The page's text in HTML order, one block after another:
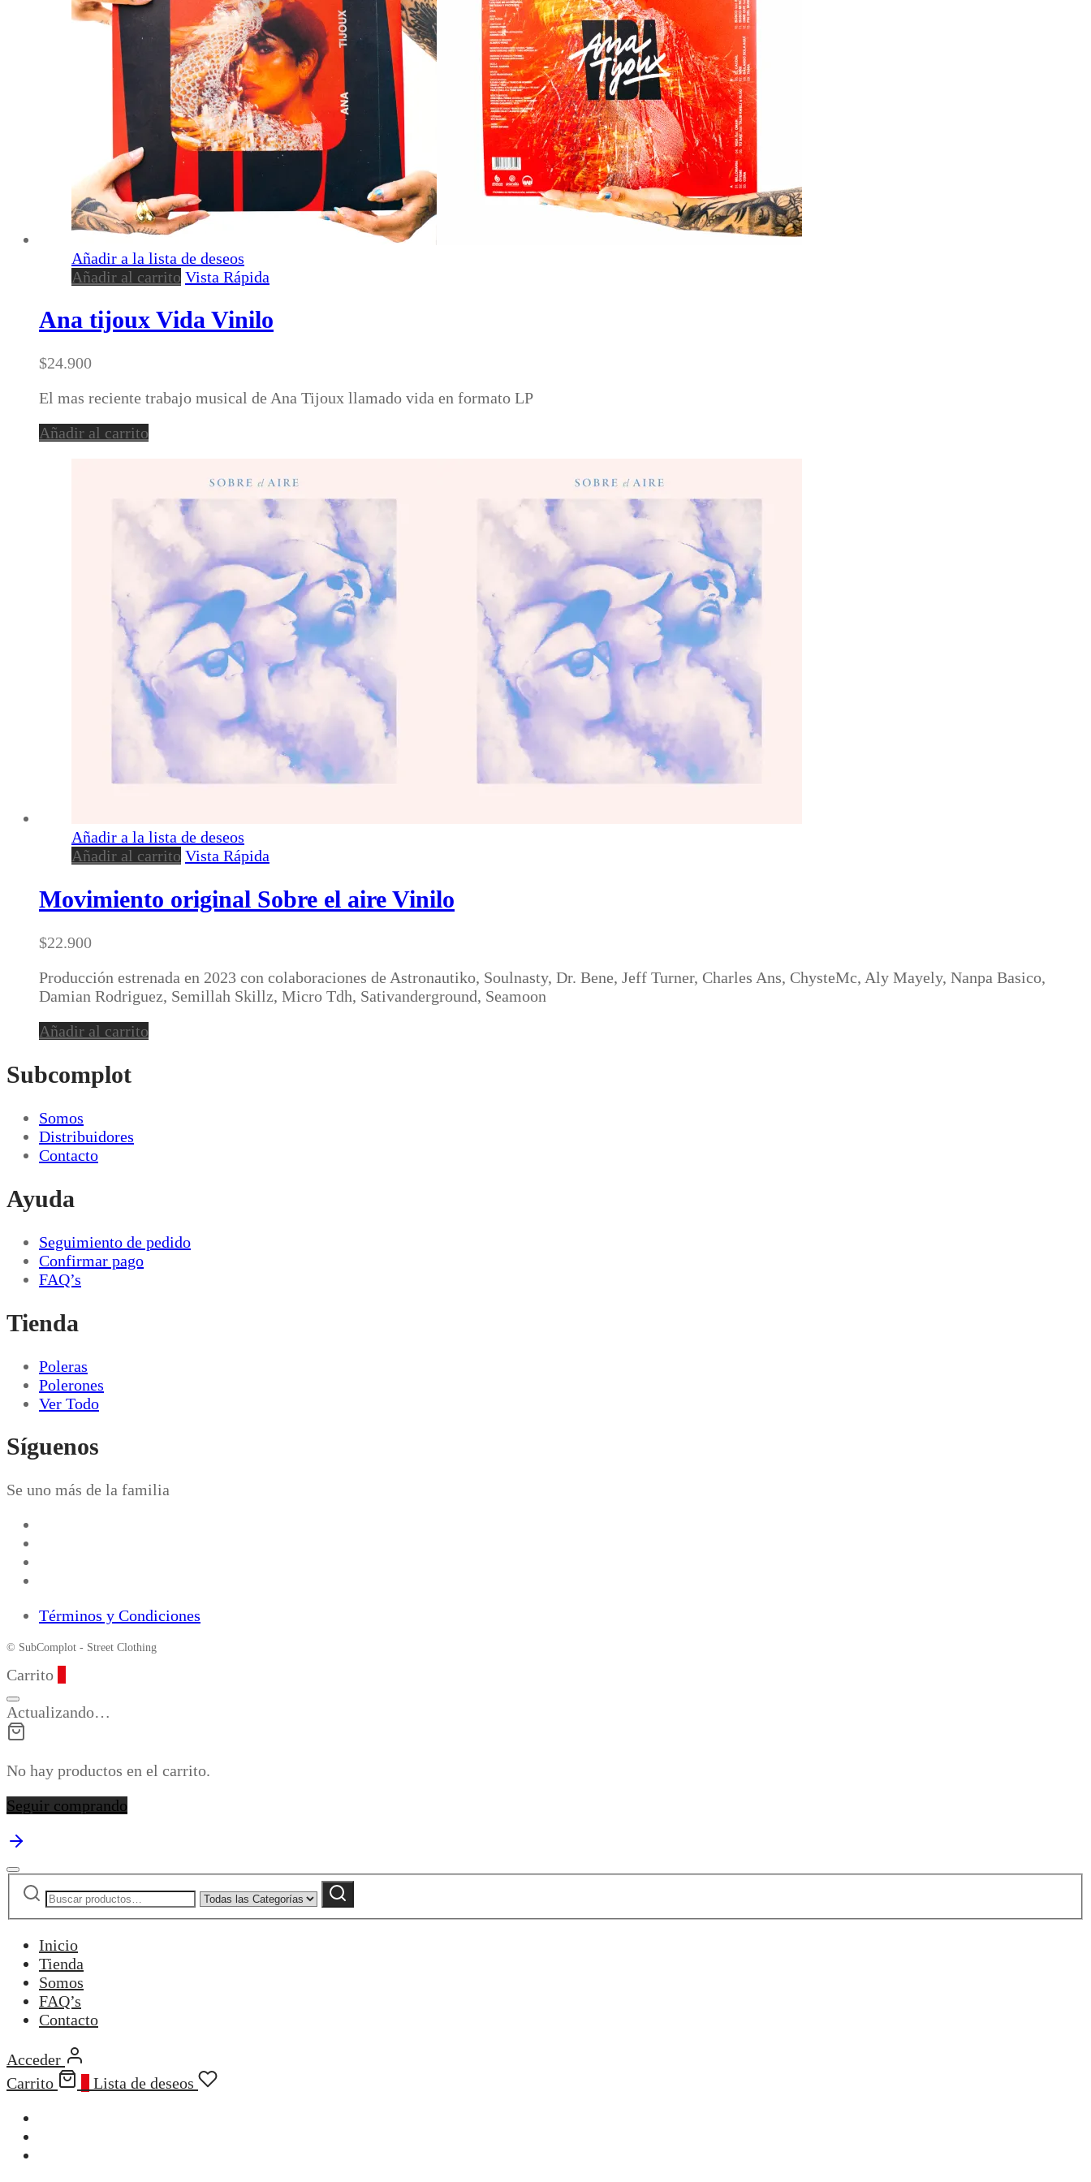
Añadir a la lista de deseos
Añadir al carrito Vista Rápida
Ana tijoux Vida Vinilo
$24.900
El mas reciente trabajo musical de Ana Tijoux llamado vida en formato LP
Añadir al carrito
Añadir a la lista de deseos
Añadir al carrito Vista Rápida
Movimiento original Sobre el aire Vinilo
$22.900
Producción estrenada en 2023 con colaboraciones de Astronautiko, Soulnasty, Dr. Bene, Jeff Turner, Charles Ans, ChysteMc, Aly Mayely, Nanpa Basico,
Damian Rodriguez, Semillah Skillz, Micro Tdh, Sativanderground, Seamoon
Añadir al carrito
Subcomplot
Somos
Distribuidores
Contacto
Ayuda
Seguimiento de pedido
Confirmar pago
FAQ’s
Tienda
Poleras
Polerones
Ver Todo
Síguenos
Se uno más de la familia
Términos y Condiciones
© SubComplot - Street Clothing
Carrito
Actualizando…
No hay productos en el carrito.
Seguir comprando
Buscar
por:
Narrow
by
Buscar
Inicio
Tienda
Somos
FAQ’s
Contacto
Acceder
Carrito
Lista de deseos